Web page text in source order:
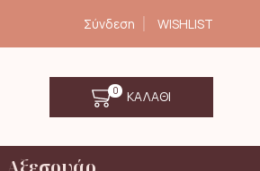
Σύνδεση WISHLIST
0 ΚΑΛΑΘΙ